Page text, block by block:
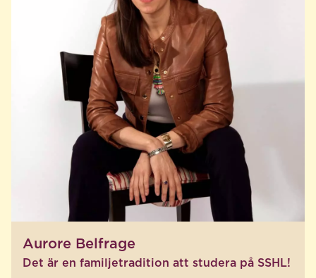
Aurore Belfrage
Det är en familjetradition att studera på SSHL!